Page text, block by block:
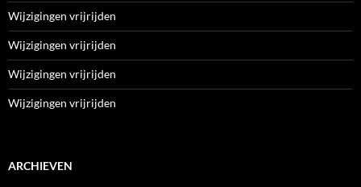
Wijzigingen vrijrijden
Wijzigingen vrijrijden
Wijzigingen vrijrijden
Wijzigingen vrijrijden
ARCHIEVEN